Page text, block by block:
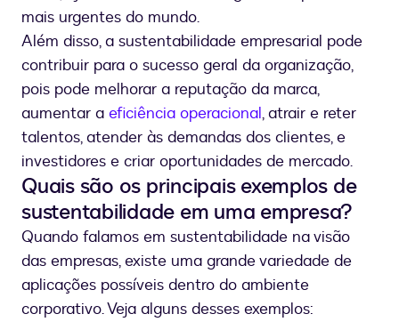
mais urgentes do mundo.
Além disso, a sustentabilidade empresarial pode
contribuir para o sucesso geral da organização,
pois pode melhorar a reputação da marca,
aumentar a eficiência operacional, atrair e reter
talentos, atender às demandas dos clientes, e
investidores e criar oportunidades de mercado.
Quais são os principais exemplos de
sustentabilidade em uma empresa?
Quando falamos em sustentabilidade na visão
das empresas, existe uma grande variedade de
aplicações possíveis dentro do ambiente
corporativo. Veja alguns desses exemplos: